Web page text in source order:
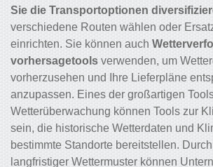
Sie die Transportoptionen
verschiedene Routen wählen oder
einrichten. Sie können auch
vorhersagetools verwenden, um
vorherzusehen und Ihre Lieferpläne
anzupassen. Eines der großartigen
Wetterüberwachung können Tools zur
sein, die historische Wetterdaten und
bestimmte Standorte bereitstellen.
langfristiger Wettermuster können